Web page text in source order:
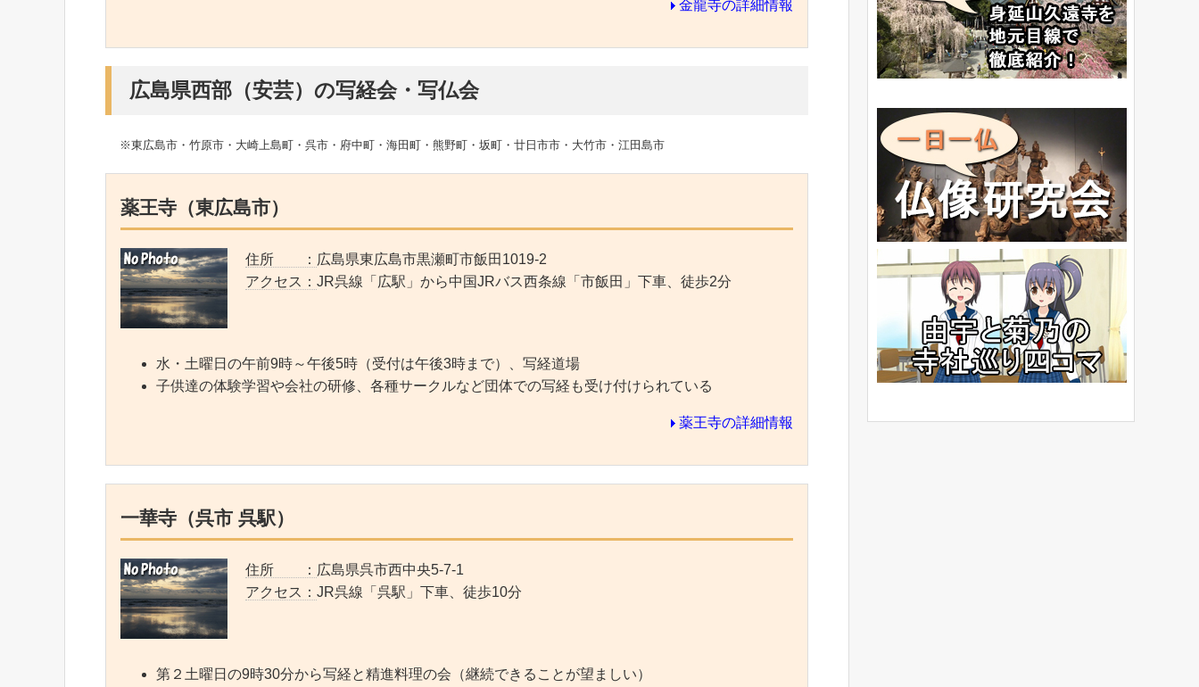
金龍寺の詳細情報
広島県西部（安芸）の写経会・写仏会
※東広島市・竹原市・大崎上島町・呉市・府中町・海田町・熊野町・坂町・廿日市市・大竹市・江田島市
薬王寺（東広島市）
住所 ： 広島県東広島市黒瀬町市飯田1019-2
アクセス： JR呉線「広駅」から中国JRバス西条線「市飯田」下車、徒歩2分
水・土曜日の午前9時～午後5時（受付は午後3時まで）、写経道場
子供達の体験学習や会社の研修、各種サークルなど団体での写経も受け付けられている
薬王寺の詳細情報
一華寺（呉市 呉駅）
住所 ： 広島県呉市西中央5-7-1
アクセス： JR呉線「呉駅」下車、徒歩10分
第２土曜日の9時30分から写経と精進料理の会（継続できることが望ましい）